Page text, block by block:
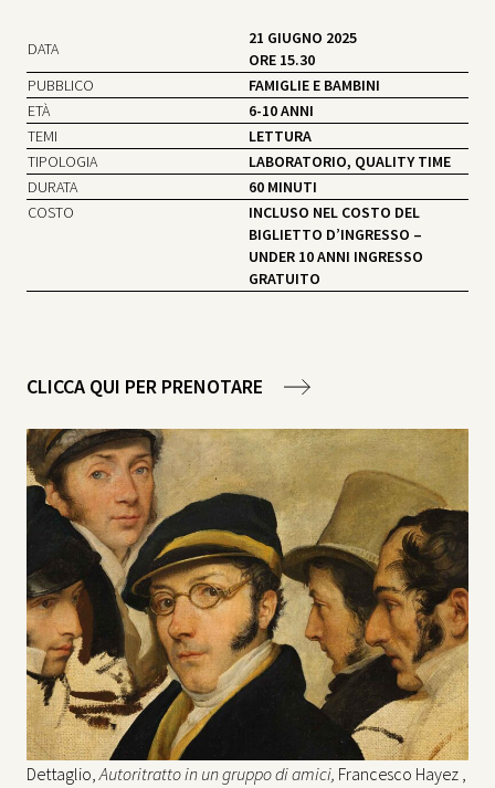
DATA
21 GIUGNO 2025
ORE 15.30
PUBBLICO
FAMIGLIE E BAMBINI
ETÀ
6-10 ANNI
TEMI
LETTURA
TIPOLOGIA
LABORATORIO, QUALITY TIME
DURATA
60 MINUTI
COSTO
INCLUSO NEL COSTO DEL
BIGLIETTO D’INGRESSO –
UNDER 10 ANNI INGRESSO
GRATUITO
CLICCA QUI PER PRENOTARE
Dettaglio,Autoritratto in un gruppo di amici, Francesco Hayez ,